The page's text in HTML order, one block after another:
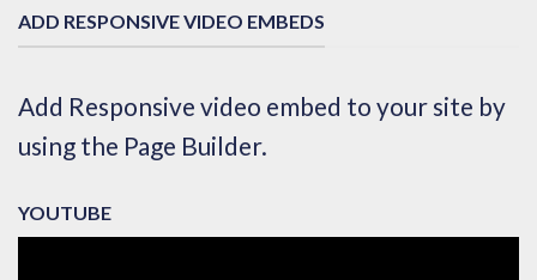
ADD RESPONSIVE VIDEO EMBEDS
Add Responsive video embed to your site by
using the Page Builder.
YOUTUBE